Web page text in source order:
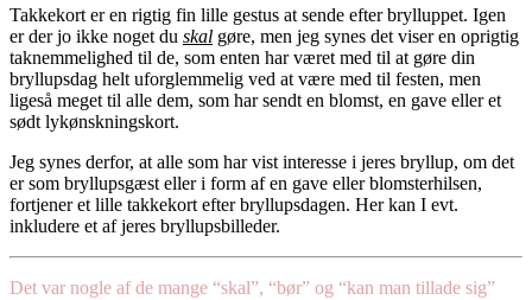
Takkekort er en rigtig fin lille gestus at sende efter brylluppet. Igen
er der jo ikke noget du skal gøre, men jeg synes det viser en oprigtig
taknemmelighed til de, som enten har været med til at gøre din
bryllupsdag helt uforglemmelig ved at være med til festen, men
ligeså meget til alle dem, som har sendt en blomst, en gave eller et
sødt lykønskningskort.
Jeg synes derfor, at alle som har vist interesse i jeres bryllup, om det
er som bryllupsgæst eller i form af en gave eller blomsterhilsen,
fortjener et lille takkekort efter bryllupsdagen. Her kan I evt.
inkludere et af jeres bryllupsbilleder.
Det var nogle af de mange “skal”, “bør” og “kan man tillade sig”